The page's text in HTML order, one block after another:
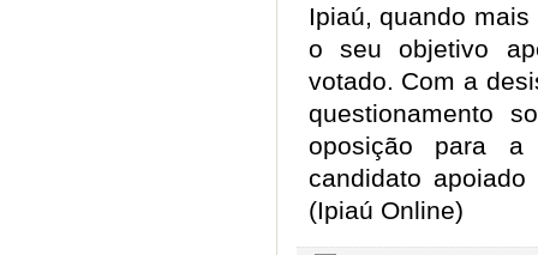
Ipiaú, quando
o seu objetivo
votado. Com a
questionamento
oposição para
candidato
(Ipiaú Online)